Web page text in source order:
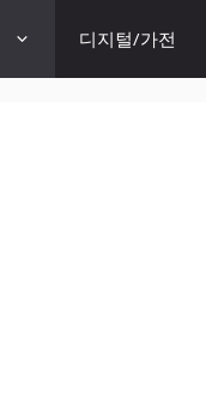
디지털/가전